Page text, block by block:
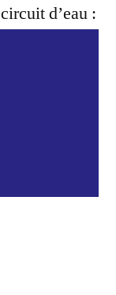
d’eau :